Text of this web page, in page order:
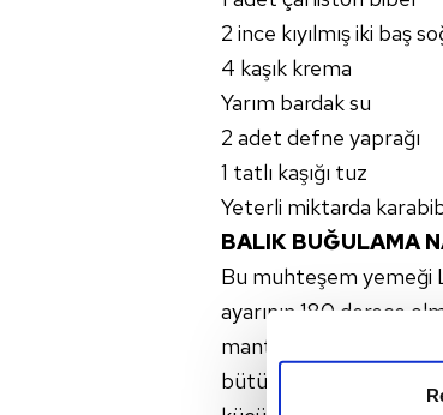
2 ince kıyılmış iki baş
4 kaşık krema
Yarım bardak su
2 adet defne yaprağı
1 tatlı kaşığı tuz
Yeterli miktarda
BALIK BUĞULAMA
Bu muhteşem yemeği
ayarının 180 derece
mantarları suyu
bütüklüğünde